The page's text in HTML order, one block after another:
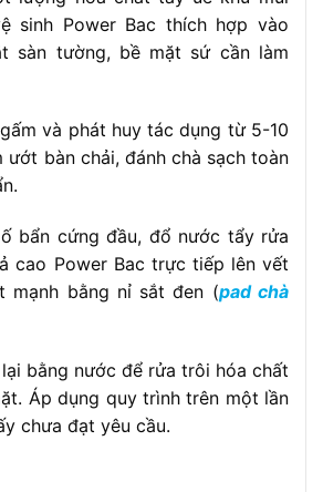
sinh Power Bac thích hợp vào
sàn tường, bề mặt sứ cần làm
và phát huy tác dụng từ 5-10
ướt bàn chải, đánh chà sạch toàn
bẩn cứng đầu, đổ nước tẩy rửa
cao Power Bac trực tiếp lên vết
mạnh bằng nỉ sắt đen (pad chà
bằng nước để rửa trôi hóa chất
Áp dụng quy trình trên một lần
chưa đạt yêu cầu.